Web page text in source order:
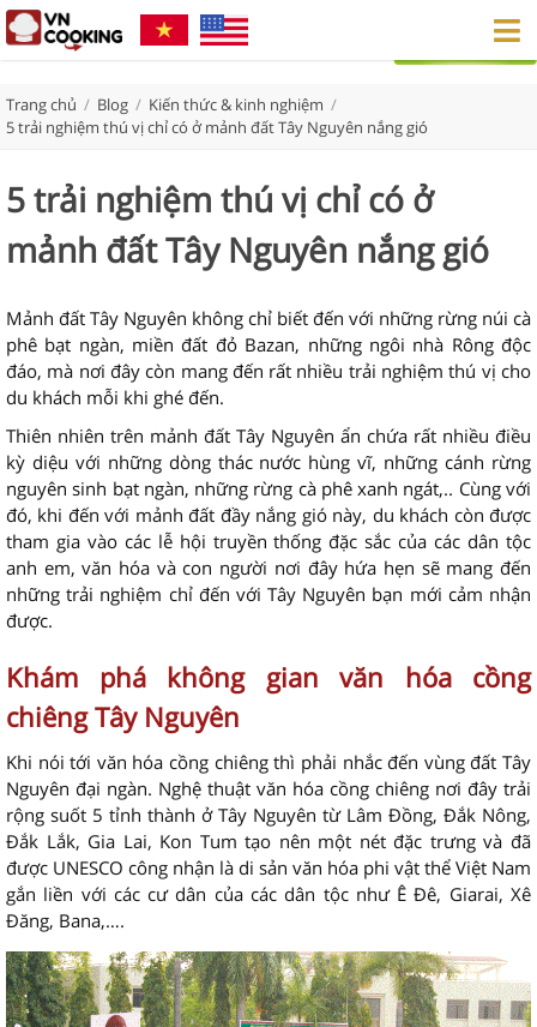
Trang chủ / Blog / Kiến thức & kinh nghiệm /
5 trải nghiệm thú vị chỉ có ở mảnh đất Tây Nguyên nắng gió
5 trải nghiệm thú vị chỉ có ở
mảnh đất Tây Nguyên nắng gió
Mảnh đất Tây Nguyên không chỉ biết đến với những rừng núi cà
phê bạt ngàn, miền đất đỏ Bazan, những ngôi nhà Rông độc
đáo, mà nơi đây còn mang đến rất nhiều trải nghiệm thú vị cho
du khách mỗi khi ghé đến.
Thiên nhiên trên mảnh đất Tây Nguyên ẩn chứa rất nhiều điều
kỳ diệu với những dòng thác nước hùng vĩ, những cánh rừng
nguyên sinh bạt ngàn, những rừng cà phê xanh ngát,.. Cùng với
đó, khi đến với mảnh đất đầy nắng gió này, du khách còn được
tham gia vào các lễ hội truyền thống đặc sắc của các dân tộc
anh em, văn hóa và con người nơi đây hứa hẹn sẽ mang đến
những trải nghiệm chỉ đến với Tây Nguyên bạn mới cảm nhận
được.
Khám phá không gian văn hóa cồng
chiêng Tây Nguyên
Khi nói tới văn hóa cồng chiêng thì phải nhắc đến vùng đất Tây
Nguyên đại ngàn. Nghệ thuật văn hóa cồng chiêng nơi đây trải
rộng suốt 5 tỉnh thành ở Tây Nguyên từ Lâm Đồng, Đắk Nông,
Đắk Lắk, Gia Lai, Kon Tum tạo nên một nét đặc trưng và đã
được UNESCO công nhận là di sản văn hóa phi vật thể Việt Nam
gắn liền với các cư dân của các dân tộc như Ê Đê, Giarai, Xê
Đăng, Bana,….